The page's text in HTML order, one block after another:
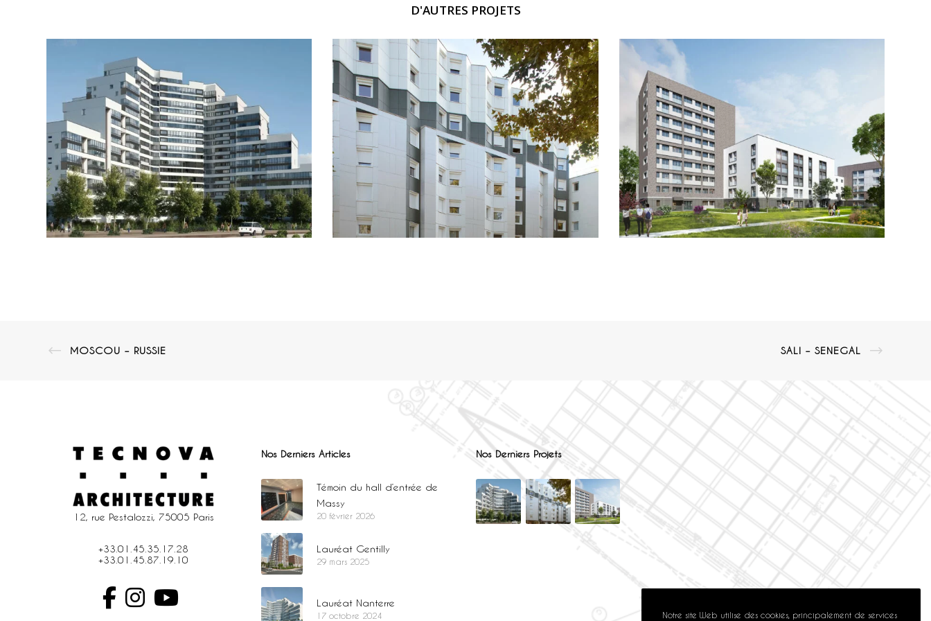
D'AUTRES PROJETS
MOSCOU – RUSSIE SALI – SENEGAL
12, rue Pestalozzi, 75005 Paris
+33.01.45.35.17.28
+33.01.45.87.19.10
Nos Derniers Articles
Témoin du hall d’entrée de
Massy
20 février 2026
Lauréat Gentilly
29 mars 2025
Lauréat Nanterre
17 octobre 2024
Nos Derniers Projets
Notre site Web utilise des cookies, principalement de services